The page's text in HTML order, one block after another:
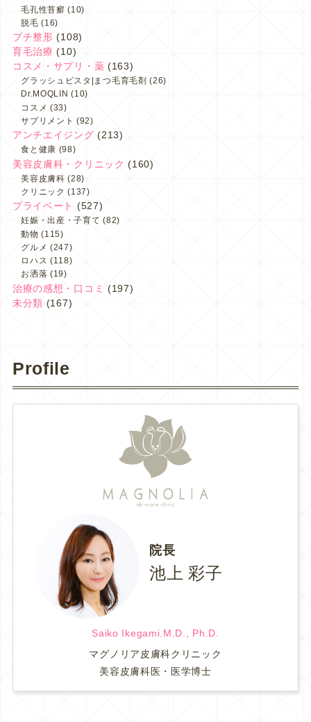
毛孔性苔癬 (10)
脱毛 (16)
プチ整形 (108)
育毛治療 (10)
コスメ・サプリ・薬 (163)
グラッシュビスタ|まつ毛育毛剤 (26)
Dr.MOQLIN (10)
コスメ (33)
サプリメント (92)
アンチエイジング (213)
食と健康 (98)
美容皮膚科・クリニック (160)
美容皮膚科 (28)
クリニック (137)
プライベート (527)
妊娠・出産・子育て (82)
動物 (115)
グルメ (247)
ロハス (118)
お洒落 (19)
治療の感想・口コミ
(197)
未分類 (167)
Profile
院長
池上 彩子
Saiko Ikegami.M.D., Ph.D.
マグノリア皮膚科クリニック
美容皮膚科医・医学博士